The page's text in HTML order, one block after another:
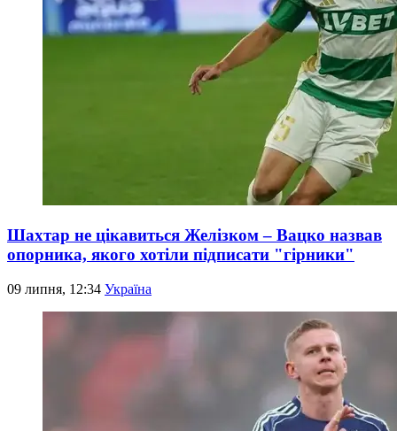
Шахтар не цікавиться Желізком – Вацко назвав
опорника, якого хотіли підписати "гірники"
09 липня, 12:34 Україна